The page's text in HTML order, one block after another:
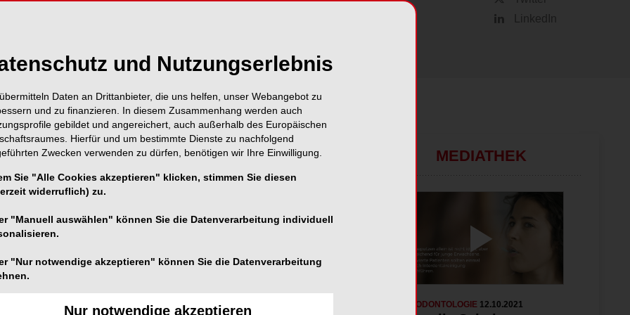
LinkedIn
für eine ganzheitliche
SUNSTAR ist ein japanisches
Familienunternehmen, das seit 1932 weltweit
hochqualitativer und professioneller Produkte
ist. Mit seinen Marken wie GUM®, Butler® und
MEDIATHEK
PARODONTOLOGIE 12.10.2021
und Nutzungserlebnis
Daten an Drittanbieter, die uns helfen, unser Webangebot zu
und zu finanzieren. In diesem Zusammenhang werden auch
gebildet und angereichert, auch außerhalb des Europäischen
Hierfür und um bestimmte Dienste zu nachfolgend
Zwecken verwenden zu dürfen, benötigen wir Ihre Einwilligung.
Sie "Alle Cookies akzeptieren" klicken, stimmen Sie diesen
widerruflich) zu.
"Manuell auswählen" können Sie die Datenverarbeitung individuell
"Nur notwendige akzeptieren" können Sie die Datenverarbeitung
Nur notwendige akzeptieren